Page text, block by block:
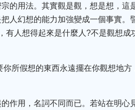
的用法。其實觀是觀，想是想，這
人幻想的能力加強變成一個事實。
人想得起來是什麼人?不是觀想成
所假想的東西永遠擺在你觀想地
作用，名詞不同而已。若站在明心